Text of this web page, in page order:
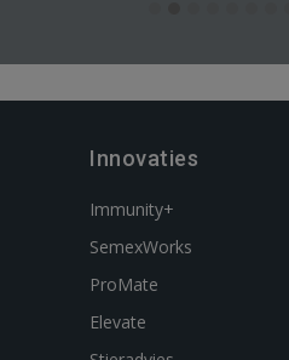
Innovaties
Immunity+
SemexWorks
ProMate
Elevate